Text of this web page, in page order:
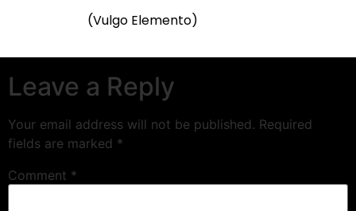
(Vulgo Elemento)
Leave a Reply
Your email address will not be published. Required
fields are marked *
Comment *